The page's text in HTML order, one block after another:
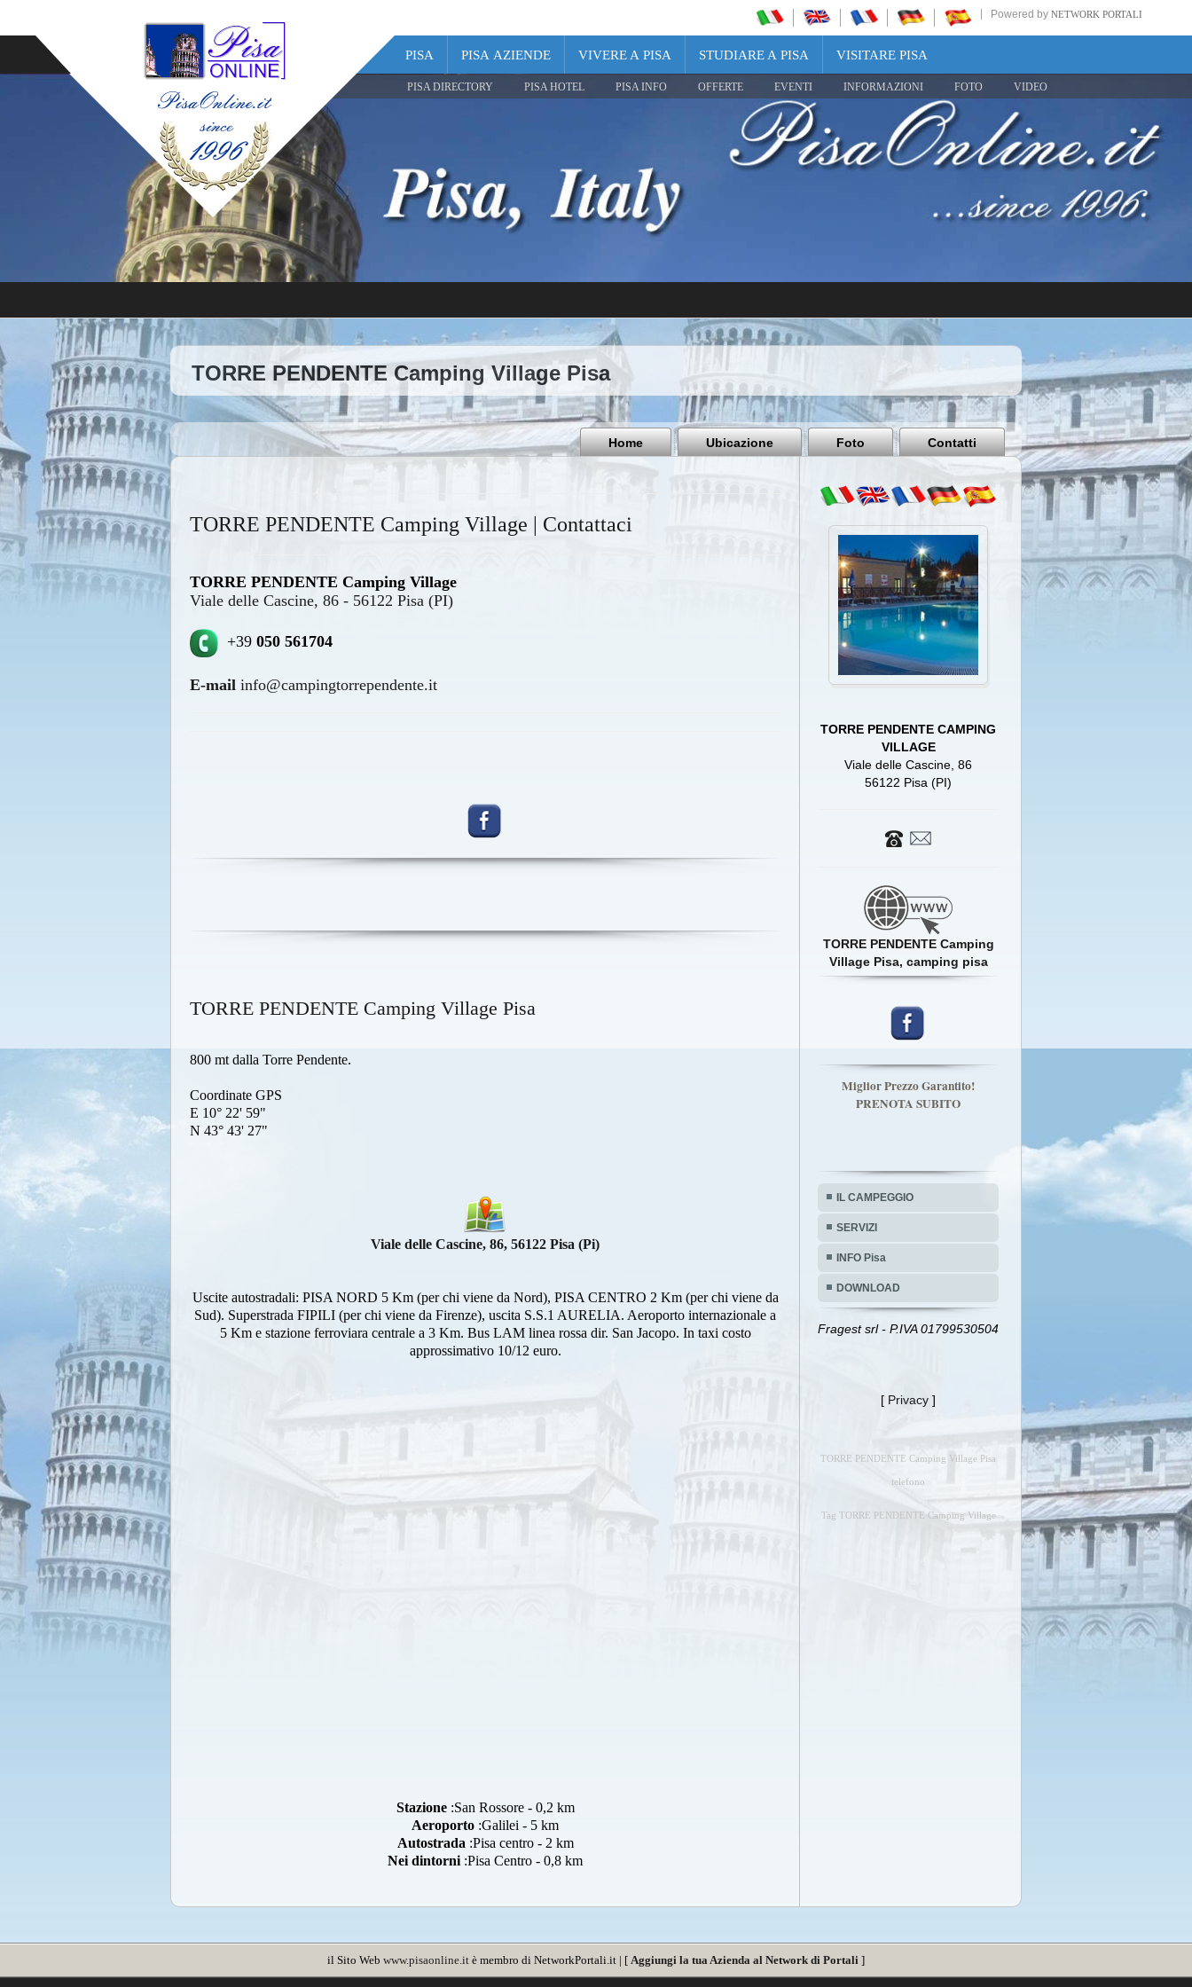
Powered by NETWORK PORTALI
PISA PISA AZIENDE VIVERE A PISA STUDIARE A PISA VISITARE PISA
PISA DIRECTORY PISA HOTEL PISA INFO OFFERTE EVENTI INFORMAZIONI FOTO VIDEO
Share
Pisa
Italy
TORRE PENDENTE Camping Village Pisa
Home Ubicazione Foto Contatti
TORRE PENDENTE Camping Village | Contattaci
TORRE PENDENTE Camping Village
Viale delle Cascine, 86 - 56122 Pisa (PI)
+39 050 561704
E-mail info@campingtorrependente.it
TORRE PENDENTE Camping Village Pisa
800 mt dalla Torre Pendente.
Coordinate GPS
E 10° 22' 59"
N 43° 43' 27"
Viale delle Cascine, 86, 56122 Pisa (Pi)
Uscite autostradali: PISA NORD 5 Km (per chi viene da Nord), PISA CENTRO 2 Km (per chi viene da
Sud). Superstrada FIPILI (per chi viene da Firenze), uscita S.S.1 AURELIA. Aeroporto internazionale a
5 Km e stazione ferroviara centrale a 3 Km. Bus LAM linea rossa dir. San Jacopo. In taxi costo
approssimativo 10/12 euro.
Stazione:San Rossore - 0,2 km
Aeroporto :Galilei - 5 km
Autostrada :Pisa centro - 2 km
Nei dintorni :Pisa Centro - 0,8 km
TORRE PENDENTE CAMPING
VILLAGE
Viale delle Cascine, 86
56122 Pisa (PI)
TORRE PENDENTE Camping
Village Pisa, camping pisa
Miglior Prezzo Garantito!
PRENOTA SUBITO
IL CAMPEGGIO
SERVIZI
INFO Pisa
DOWNLOAD
Fragest srl - P.IVA 01799530504
[ Privacy ]
TORRE PENDENTE Camping Village Pisa
telefono
Tag TORRE PENDENTE Camping Village
il Sito Web www.pisaonline.it è membro di NetworkPortali.it | [ Aggiungi la tua Azienda al Network di Portali ]